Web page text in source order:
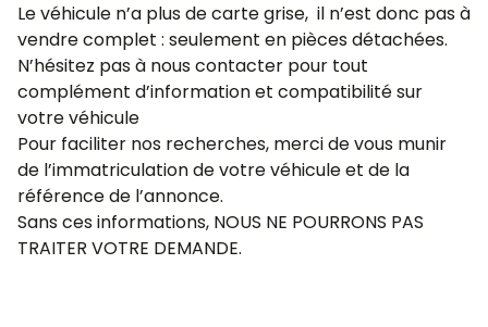
Le véhicule n’a plus de carte grise, il n’est donc pas à
vendre complet : seulement en pièces détachées.
N’hésitez pas à nous contacter pour tout
complément d’information et compatibilité sur
votre véhicule
Pour faciliter nos recherches, merci de vous munir
de l’immatriculation de votre véhicule et de la
référence de l’annonce.
Sans ces informations, NOUS NE POURRONS PAS
TRAITER VOTRE DEMANDE.